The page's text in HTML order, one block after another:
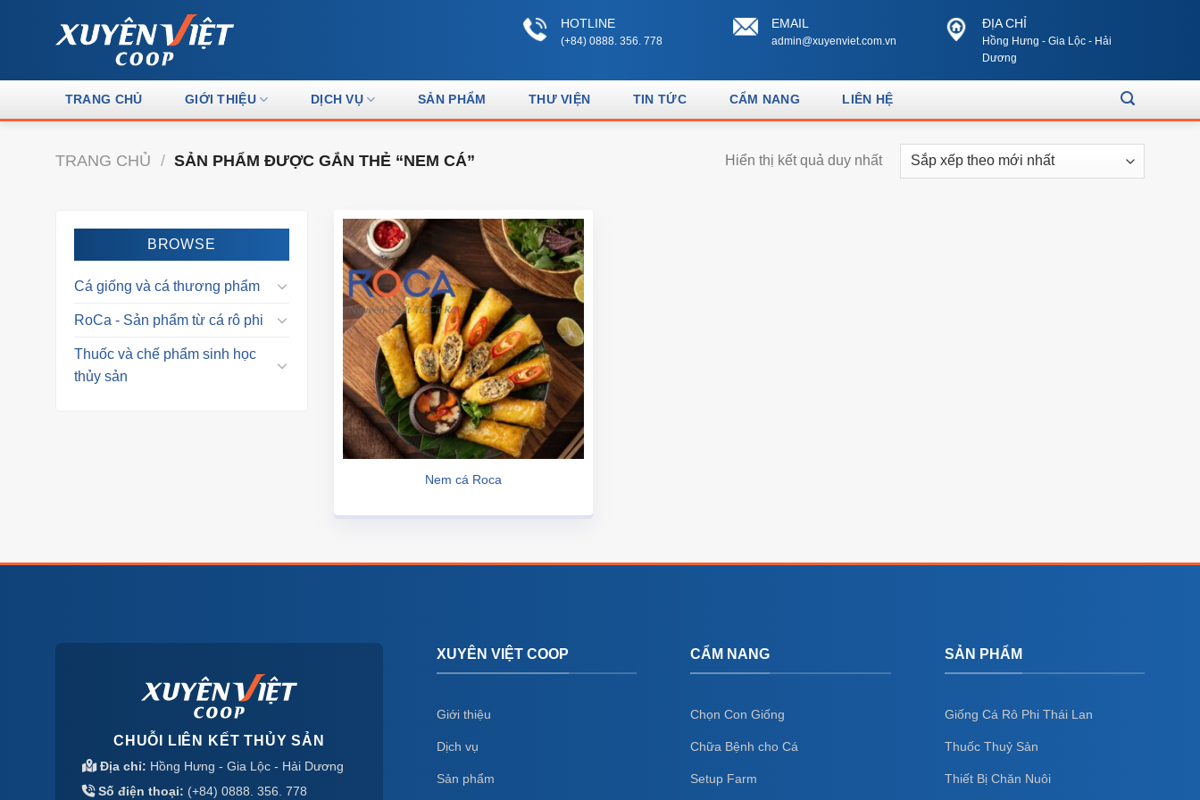
HOTLINE
(+84) 0888. 356. 778
EMAIL
admin@xuyenviet.com.vn
ĐỊA CHỈ
Hồng Hưng - Gia Lộc - Hải
Dương
TRANG CHỦ GIỚI THIỆU DỊCH VỤ SẢN PHẨM THƯ VIỆN TIN TỨC CẨM NANG LIÊN HỆ
TRANG CHỦ / SẢN PHẨM ĐƯỢC GẮN THẺ “NEM CÁ” Hiển thị kết quả duy nhất
BROWSE
Cá giống và cá thương phẩm
RoCa - Sản phẩm từ cá rô phi
Thuốc và chế phẩm sinh học
thủy sản
Nem cá Roca
CHUỖI LIÊN KẾT THỦY SẢN
Địa chỉ: Hồng Hưng - Gia Lộc - Hải Dương
Số điện thoại: (+84) 0888. 356. 778
XUYÊN VIỆT COOP
Giới thiệu
Dịch vụ
Sản phẩm
CẨM NANG
Chọn Con Giống
Chữa Bệnh cho Cá
Setup Farm
SẢN PHẨM
Giống Cá Rô Phi Thái Lan
Thuốc Thuỷ Sản
Thiết Bị Chăn Nuôi